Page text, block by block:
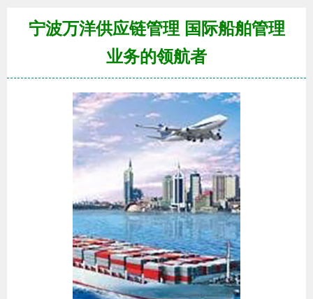
宁波万洋供应链管理 国际船舶管理
业务的领航者